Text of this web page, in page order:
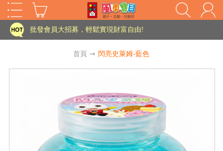
家長樂了!「風車書版集團暨FOOD超人企業總部」目前正興建中!
批發會員大招募，輕鬆實現財富自由!
老師您好!!幼教會員火熱招募中~
批發會員大招募，輕鬆實現財富自由!
首頁 ➙ 閃亮史萊姆-藍色